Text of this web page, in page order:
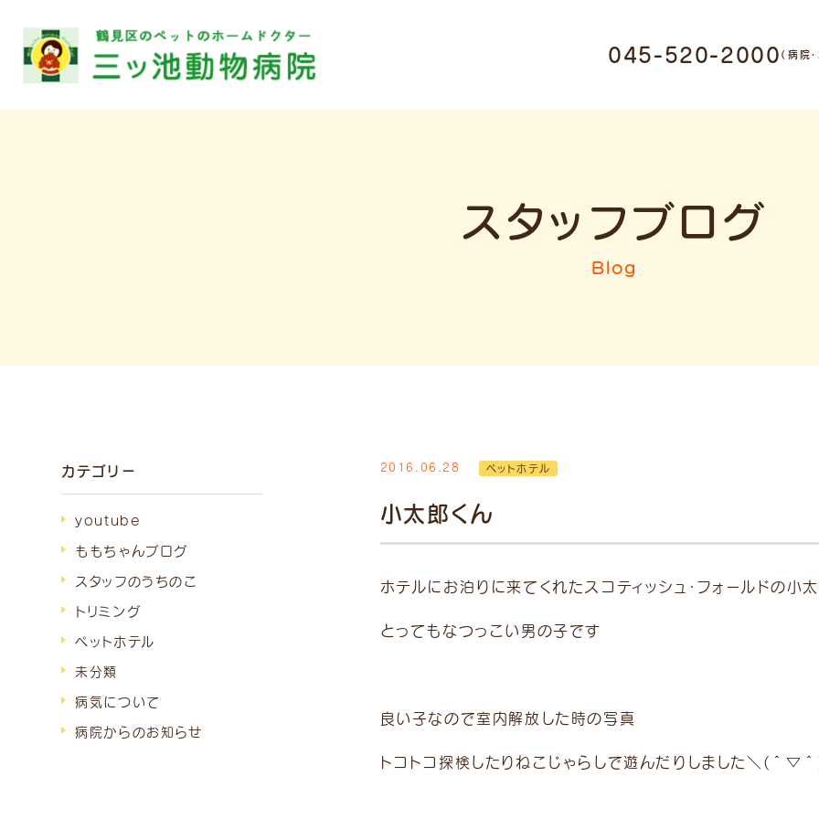
045-520-2000 （病院
トリミング受付
休診日 木曜日
診療時間 月火水木金土
9:00 ~12:00
（受付～11:30）
15:00~19:00
（受付～18:30）
が発生します。 予めご了承くださ
スタッフブログ
Blog
カテゴリー
youtube
ももちゃんブログ
スタッフのうちのこ
トリミング
ペットホテル
未分類
病気について
病院からのお知らせ
2016.06.28 ペットホテル
小太郎くん
ホテルにお泊りに来てくれたスコティッシュ・フォールドの小
とってもなつっこい男の子です
良い子なので室内解放した時の写真
トコトコ探検したりねこじゃらしで遊んだりしました＼(＾▽